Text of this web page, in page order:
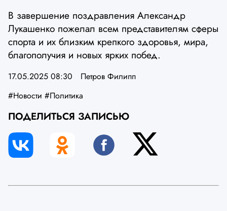
В завершение поздравления Александр
Лукашенко пожелал всем представителям сферы
спорта и их близким крепкого здоровья, мира,
благополучия и новых ярких побед.
17.05.2025 08:30
Петров Филипп
#Новости #Политика
ПОДЕЛИТЬСЯ ЗАПИСЬЮ